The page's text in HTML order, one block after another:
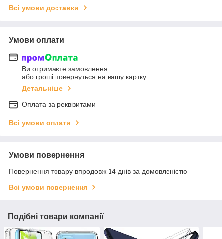
Всі умови доставки
Умови оплати
Ви отримаєте замовлення
або гроші повернуться на вашу картку
Детальніше
Оплата за реквізитами
Всі умови оплати
Умови повернення
Повернення товару впродовж 14 днів за домовленістю
Всі умови повернення
Подібні товари компанії